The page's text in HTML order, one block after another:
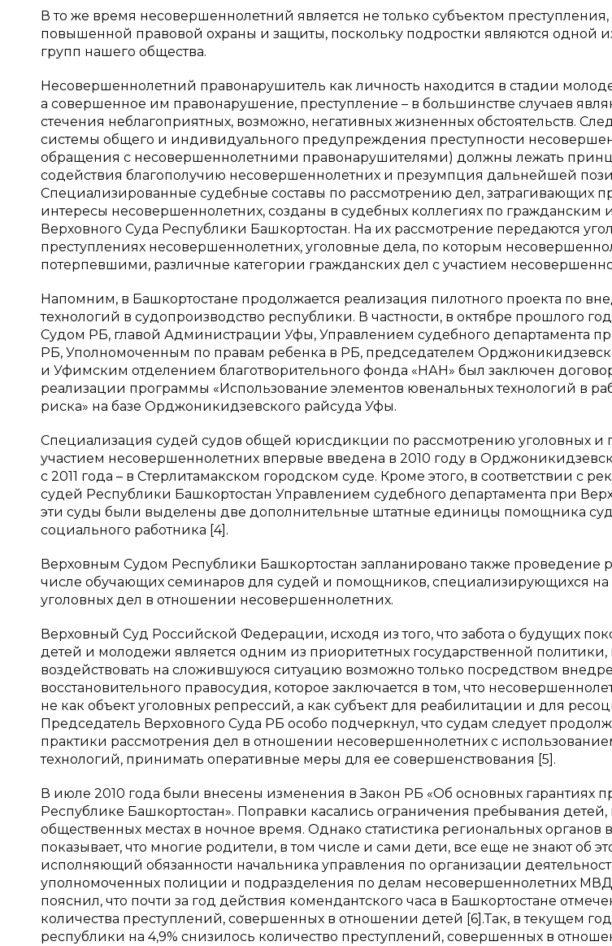
В то же время несовершеннолетний является не только субъектом
повышенной правовой охраны и защиты, поскольку подростки являются одной
групп нашего общества.
Несовершеннолетний правонарушитель как личность находится в стадии
а совершенное им правонарушение, преступление – в большинстве случаев
стечения неблагоприятных, возможно, негативных жизненных обстоятельств.
системы общего и индивидуального предупреждения преступности
обращения с несовершеннолетними правонарушителями) должны лежать
содействия благополучию несовершеннолетних и презумпция дальнейшей
Специализированные судебные составы по рассмотрению дел, затрагивающих
интересы несовершеннолетних, созданы в судебных коллегиях по гражданским
Верховного Суда Республики Башкортостан. На их рассмотрение передаются
преступлениях несовершеннолетних, уголовные дела, по которым
потерпевшими, различные категории гражданских дел с участием
Напомним, в Башкортостане продолжается реализация пилотного проекта по
технологий в судопроизводство республики. В частности, в октябре прошлого
Судом РБ, главой Администрации Уфы, Управлением судебного департамента
РБ, Уполномоченным по правам ребенка в РБ, председателем
и Уфимским отделением благотворительного фонда «НАН» был заключен
реализации программы «Использование элементов ювенальных технологий в
риска» на базе Орджоникидзевского райсуда Уфы.
Специализация судей судов общей юрисдикции по рассмотрению уголовных и
участием несовершеннолетних впервые введена в 2010 году в
с 2011 года – в Стерлитамакском городском суде. Кроме этого, в соответствии с
судей Республики Башкортостан Управлением судебного департамента при
эти суды были выделены две дополнительные штатные единицы помощника
социального работника [4].
Верховным Судом Республики Башкортостан запланировано также проведение
числе обучающих семинаров для судей и помощников, специализирующихся на
уголовных дел в отношении несовершеннолетних.
Верховный Суд Российской Федерации, исходя из того, что забота о будущих
детей и молодежи является одним из приоритетных государственной политики,
воздействовать на сложившуюся ситуацию возможно только посредством
восстановительного правосудия, которое заключается в том, что
не как объект уголовных репрессий, а как субъект для реабилитации и для
Председатель Верховного Суда РБ особо подчеркнул, что судам следует
практики рассмотрения дел в отношении несовершеннолетних с
технологий, принимать оперативные меры для ее совершенствования [5].
В июле 2010 года были внесены изменения в Закон РБ «Об основных гарантиях
Республике Башкортостан». Поправки касались ограничения пребывания детей,
общественных местах в ночное время. Однако статистика региональных органов
показывает, что многие родители, в том числе и сами дети, все еще не знают об
исполняющий обязанности начальника управления по организации
уполномоченных полиции и подразделения по делам несовершеннолетних МВД
пояснил, что почти за год действия комендантского часа в Башкортостане
количества преступлений, совершенных в отношении детей [6].Так, в текущем
республики на 4,9% снизилось количество преступлений, совершенных в